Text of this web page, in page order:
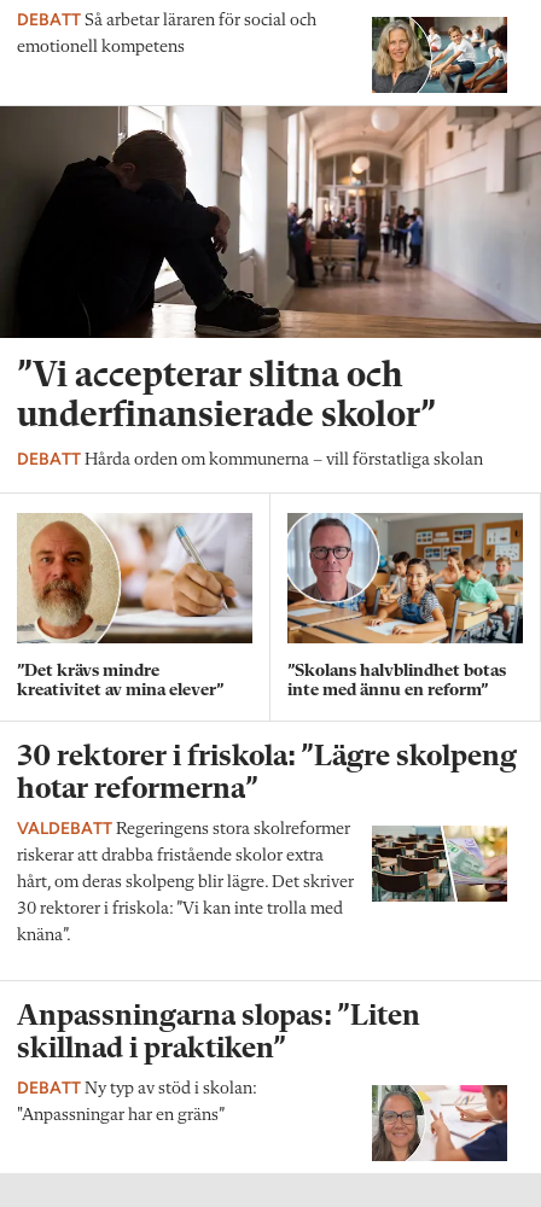
DEBATT Så arbetar läraren för social och
emotionell kompetens
”Vi accepterar slitna och
underfinansierade skolor”
DEBATT Hårda orden om kommunerna – vill förstatliga skolan
”Det krävs mindre
kreativitet av mina elever”
”Skolans halvblindhet botas
inte med ännu en reform”
30 rektorer i friskola: ”Lägre skolpeng
hotar reformerna”
VALDEBATT Regeringens stora skolreformer
riskerar att drabba fristående skolor extra
hårt, om deras skolpeng blir lägre. Det skriver
30 rektorer i friskola: ”Vi kan inte trolla med
knäna”.
Anpassningarna slopas: ”Liten
skillnad i praktiken”
DEBATT Ny typ av stöd i skolan:
"Anpassningar har en gräns”